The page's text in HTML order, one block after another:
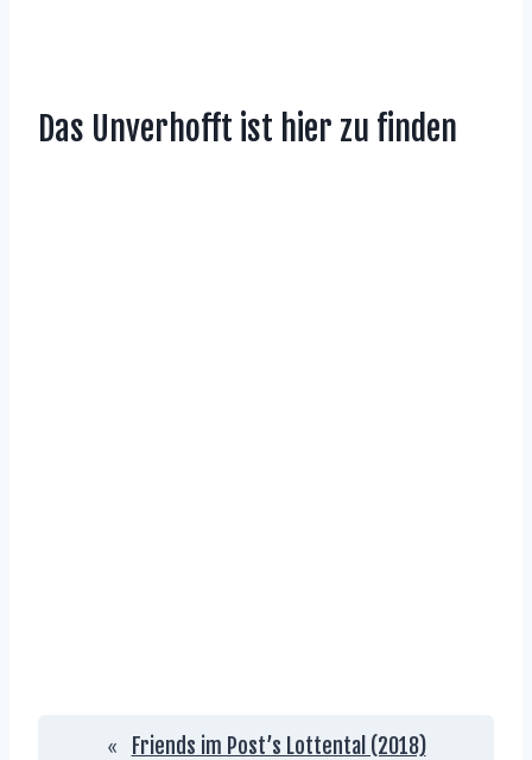
Das Unverhofft ist hier zu finden
« Friends im Post’s Lottental (2018)